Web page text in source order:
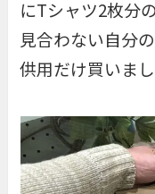
にTシャツ2枚分
見合わない自分
供用だけ買いま